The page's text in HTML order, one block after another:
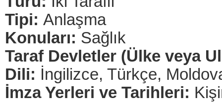
Tipi: Anlaşma
Konuları: Sağlık
Taraf Devletler (Ülke veya
Dili: İngilizce, Türkçe,
İmza Yerleri ve Tarihleri: